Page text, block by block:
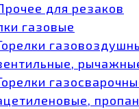
для резаков
газовые